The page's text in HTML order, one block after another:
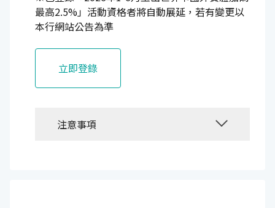
最高2.5%」活動資格者將自動展延，若有變更以
本行網站公告為準
立即登錄
注意事項